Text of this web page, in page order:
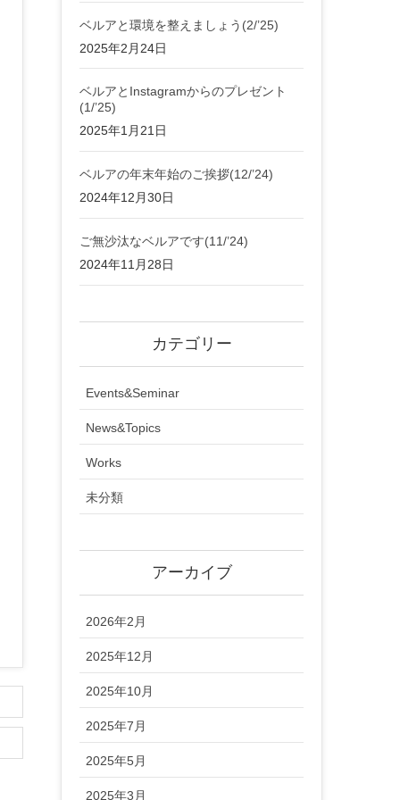
ベルアと環境を整えましょう(2/’25)
2025年2月24日
ベルアとInstagramからのプレゼント
(1/’25)
2025年1月21日
ベルアの年末年始のご挨拶(12/’24)
2024年12月30日
ご無沙汰なベルアです(11/’24)
2024年11月28日
カテゴリー
Events&Seminar
News&Topics
Works
未分類
アーカイブ
2026年2月
2025年12月
2025年10月
2025年7月
2025年5月
2025年3月